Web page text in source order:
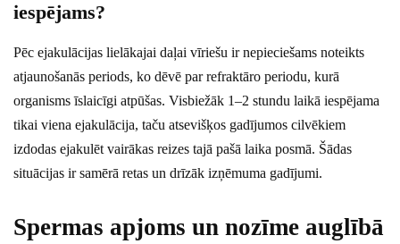
iespējams?
Pēc ejakulācijas lielākajai daļai vīriešu ir nepieciešams noteikts
atjaunošanās periods, ko dēvē par refraktāro periodu, kurā
organisms īslaicīgi atpūšas. Visbiežāk 1–2 stundu laikā iespējama
tikai viena ejakulācija, taču atsevišķos gadījumos cilvēkiem
izdodas ejakulēt vairākas reizes tajā pašā laika posmā. Šādas
situācijas ir samērā retas un drīzāk izņēmuma gadījumi.
Spermas apjoms un nozīme auglībā